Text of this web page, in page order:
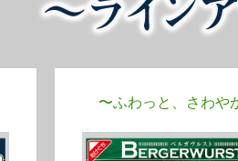
〜ふわっと、さわや